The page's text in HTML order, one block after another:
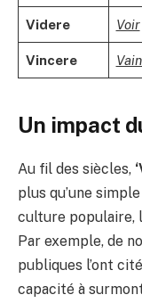
Videre Voir
Vincere
Un impact
Au fil des siècles,
plus qu’une
culture populaire,
Par exemple, de
publiques l’ont
capacité à